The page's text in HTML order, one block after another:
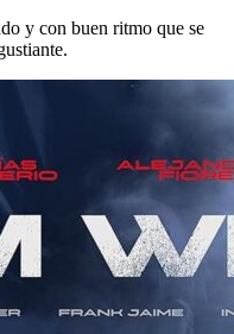
y con buen ritmo que se